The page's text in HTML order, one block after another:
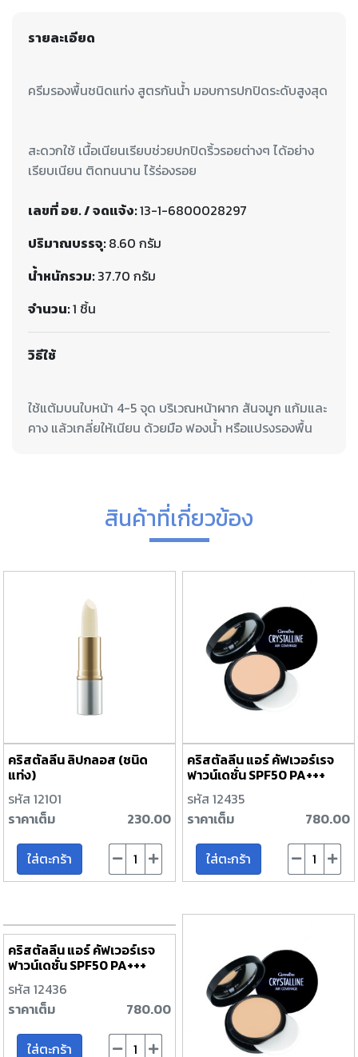
รายละเอียด
สะดวกใช้ เนื้อเนียนเรียบช่วยปกปิดริ้วรอยต่างๆ ได้อย่าง
เรียบเนียน ติดทนนาน ไร้ร่องรอย
เลขที่ อย. / จดแจ้ง:13-1-6800028297
ปริมาณบรรจุ:8.60 กรัม
น้ำหนักรวม:37.70 กรัม
จำนวน:1 ชิ้น
วิธีใช้
ใช้แต้มบนใบหน้า 4-5 จุด บริเวณหน้าผาก สันจมูก แก้มและ
สินค้าที่เกี่ยวข้อง
คริสตัลลีน ลิปกลอส (ชนิด
แท่ง)
รหัส 12101
ราคาเต็ม
230.00
ใส่ตะกร้า
คริสตัลลีน แอร์ คัฟเวอร์เรจ
ฟาวน์เดชั่น SPF50 PA+++
นัมเบอร์ 10
รหัส 12435
ราคาเต็ม
780.00
ใส่ตะกร้า
คริสตัลลีน แอร์ คัฟเวอร์เรจ
ฟาวน์เดชั่น SPF50 PA+++
นัมเบอร์ 01
รหัส 12436
ราคาเต็ม
780.00
ใส่ตะกร้า